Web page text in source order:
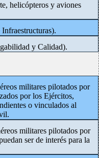
helicópteros y aviones
y Calidad).
militares pilotados por
por los Ejércitos,
o vinculados al
militares pilotados por
ser de interés para la